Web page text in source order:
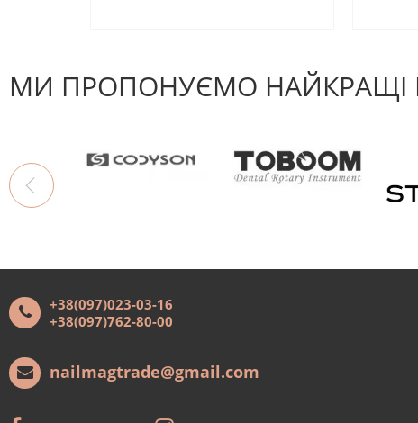
МИ ПРОПОНУЄМО НАЙКРАЩІ
+38(097)023-03-16
+38(097)762-80-00
nailmagtrade@gmail.com